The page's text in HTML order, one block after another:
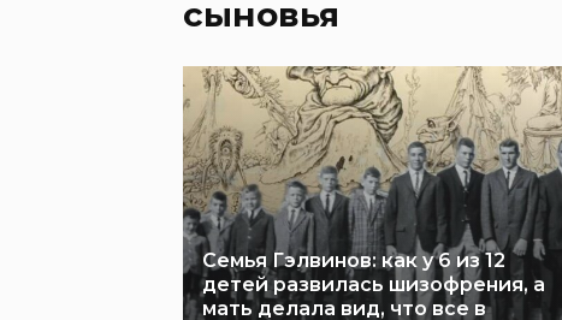
сыновья
Семья Гэлвинов: как у 6 из 12
детей развилась шизофрения, а
мать делала вид, что все в